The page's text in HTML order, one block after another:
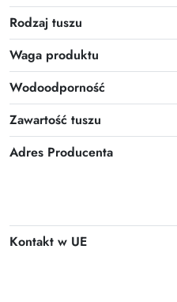
Rodzaj tuszu
Waga produktu
Wodoodporność
Zawartość tuszu
Adres Producenta
Kontakt w UE